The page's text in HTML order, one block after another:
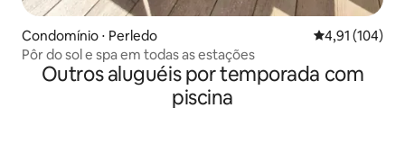
Condomínio ⋅ Perledo 4,91 de uma
4,91 (104)
Pôr do sol e spa em todas as estações
Outros aluguéis por temporada com
piscina